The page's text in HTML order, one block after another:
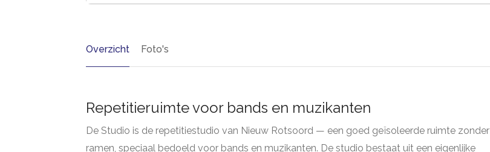
Overzicht Foto's
Repetitieruimte voor bands en muzikanten
De Studio is de repetitiestudio van Nieuw Rotsoord — een goed geïsoleerde ruimte zonder
ramen, speciaal bedoeld voor bands en muzikanten. De studio bestaat uit een eigenlijke